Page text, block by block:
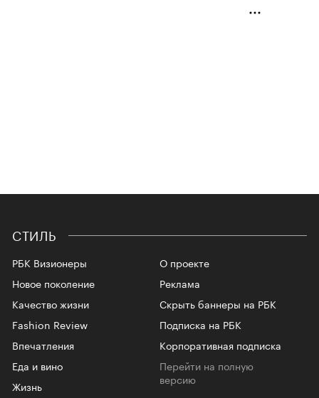
СТИЛЬ
РБК Визионеры
Новое поколение
Качество жизни
Fashion Review
Впечатления
Еда и вино
Жизнь
О проекте
Реклама
Скрыть баннеры на РБК
Подписка на РБК
Корпоративная подписка
Перейти на полную
версию